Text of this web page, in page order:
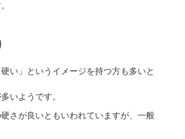
い」というイメージを持つ方も多いと
いようです。
さが良いともいわれていますが、一般